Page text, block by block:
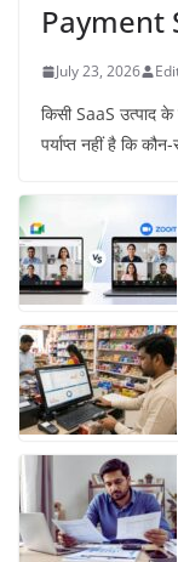
Payment
July 23, 2026
किसी SaaS उत्पाद
पर्याप्त नहीं है कि